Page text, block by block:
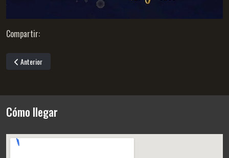
Compartir:
Artículo anterior: En tela de juicio capítulo 1- Acceso a la justicia
Anterior
Cómo llegar